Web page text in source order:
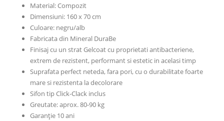
Material: Compozit
Dimensiuni: 160 x 70 cm
Culoare: negru/alb
Fabricata din Mineral DuraBe
Finisaj cu un strat Gelcoat cu proprietati antibacteriene,
extrem de rezistent, performant si estetic in acelasi timp
Suprafata perfect neteda, fara pori, cu o durabilitate foarte
mare si rezistenta la decolorare
Sifon tip Click-Clack inclus
Greutate: aprox. 80-90 kg
Garanție 10 ani